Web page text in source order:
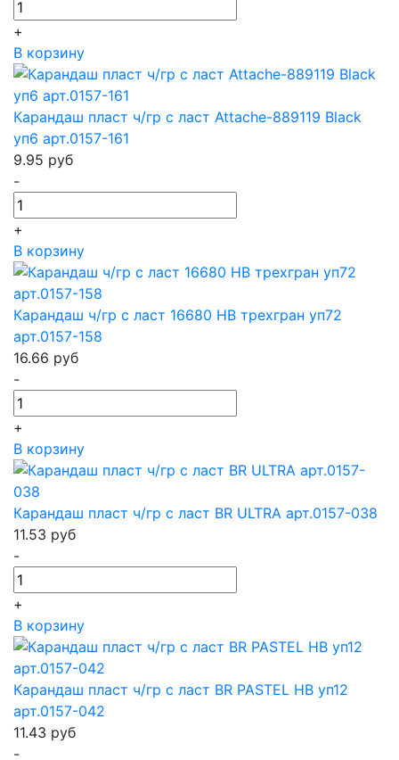
+
В корзину
Карандаш пласт ч/гр с ласт Attache-889119 Black
уп6 арт.0157-161
9.95 руб
-
+
В корзину
Карандаш ч/гр с ласт 16680 HB трехгран уп72
арт.0157-158
16.66 руб
-
+
В корзину
Карандаш пласт ч/гр с ласт BR ULTRA арт.0157-038
11.53 руб
-
+
В корзину
Карандаш пласт ч/гр с ласт BR PASTEL HB уп12
арт.0157-042
11.43 руб
-